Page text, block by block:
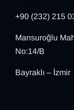
+90 (232) 215
Mansuroğlu
No:14/B
Bayraklı – İzmir